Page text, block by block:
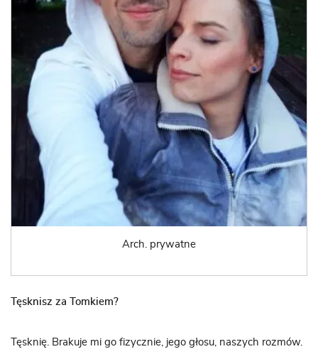
Arch. prywatne
Tęsknisz za Tomkiem?
Tęsknię. Brakuje mi go fizycznie, jego głosu, naszych rozmów.